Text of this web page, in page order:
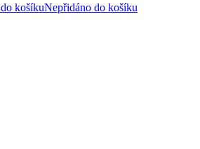
košíkuNepřidáno do košíku